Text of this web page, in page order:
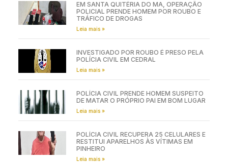
EM SANTA QUITÉRIA DO MA, OPERAÇÃO
POLICIAL PRENDE HOMEM POR ROUBO E
TRÁFICO DE DROGAS
Leia mais »
INVESTIGADO POR ROUBO É PRESO PELA
POLÍCIA CIVIL EM CEDRAL
Leia mais »
POLÍCIA CIVIL PRENDE HOMEM SUSPEITO
DE MATAR O PRÓPRIO PAI EM BOM LUGAR
Leia mais »
POLÍCIA CIVIL RECUPERA 25 CELULARES E
RESTITUI APARELHOS ÀS VÍTIMAS EM
PINHEIRO
Leia mais »